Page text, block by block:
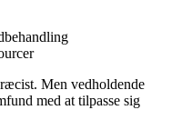
Men vedholdende
med at tilpasse sig